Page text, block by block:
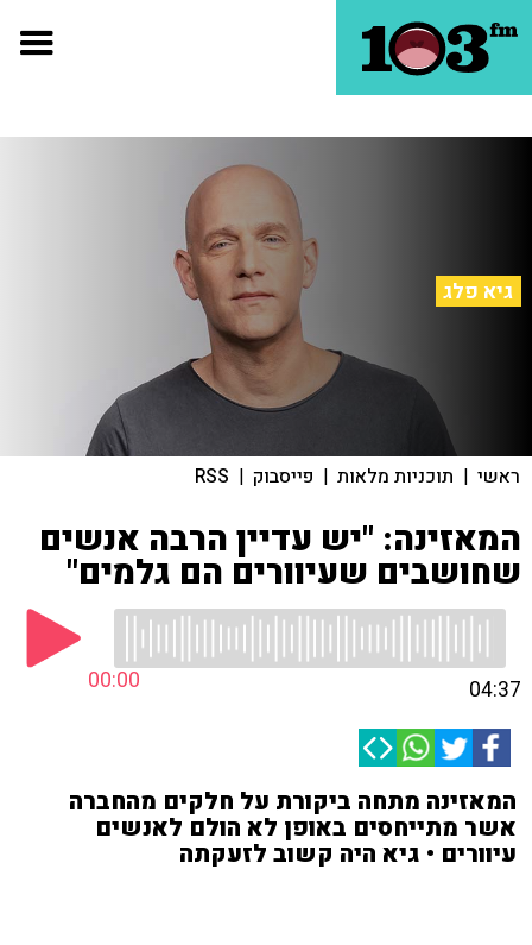
גיא פלג
ראשי | תוכניות מלאות | פייסבוק |
RSS
המאזינה: "יש עדיין הרבה אנשים
שחושבים שעיוורים הם גלמים"
00:00 04:37
המאזינה מתחה ביקורת על חלקים מהחברה
אשר מתייחסים באופן לא הולם לאנשים
עיוורים • גיא היה קשוב לזעקתה